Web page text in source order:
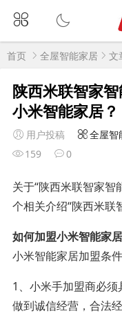
首页 全屋智能家居 文
陕西米联智家
小米智能家居？
用户投稿 全屋智
159
0
关于“陕西米联智家智
个相关介绍“陕西米联
如何加盟小米智能家
小米智能家居加盟条件
1、小米手加盟商必
做到诚信经营，合法经